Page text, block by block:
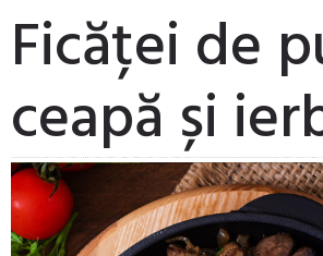
Ficăței de
ceapă și